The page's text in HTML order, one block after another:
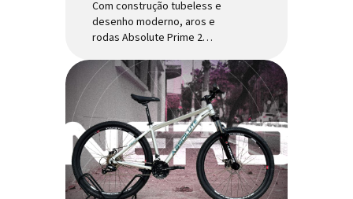
Com construção tubeless e
desenho moderno, aros e
rodas Absolute Prime 2
diversas melhorias No
mercado brasileiro há alguns
anos, os aros e as rodas
Absolute Prime chegaram
como uma opção para pilotos
de cross country e trail em
busca de alto desempenho e
preço realmente competitivo.
Para isso, a marca […]